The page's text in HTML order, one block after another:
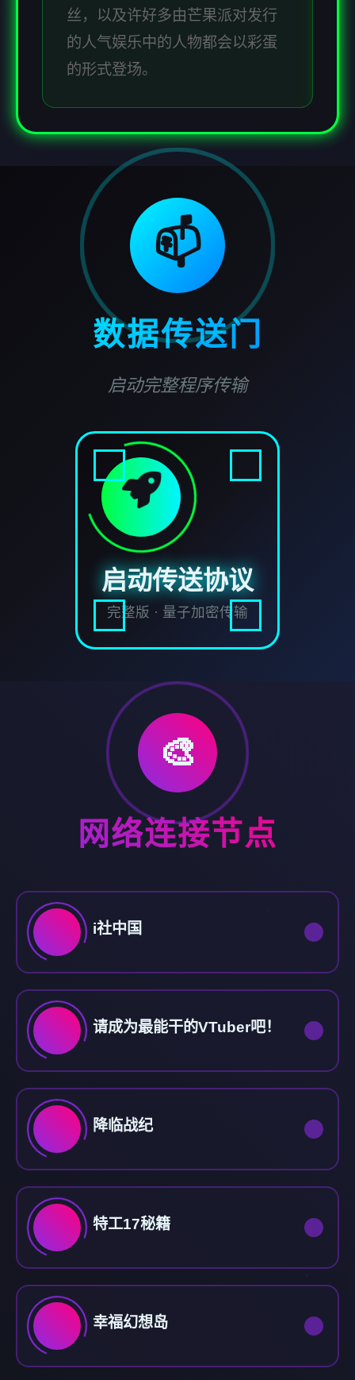
丝，以及许好多由芒果派对发行
的人气娱乐中的人物都会以彩蛋
的形式登场。
📫
数据传送门
启动完整程序传输
启动传送协议
完整版 · 量子加密传输
🎨
网络连接节点
i社中国
请成为最能干的VTuber吧！
降临战纪
特工17秘籍
幸福幻想岛